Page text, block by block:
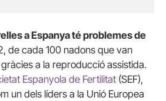
a Espanya té problemes de
de cada 100 nadons que van
a la reproducció assistida.
Espanyola de Fertilitat (SEF),
un dels líders a la Unió Europea